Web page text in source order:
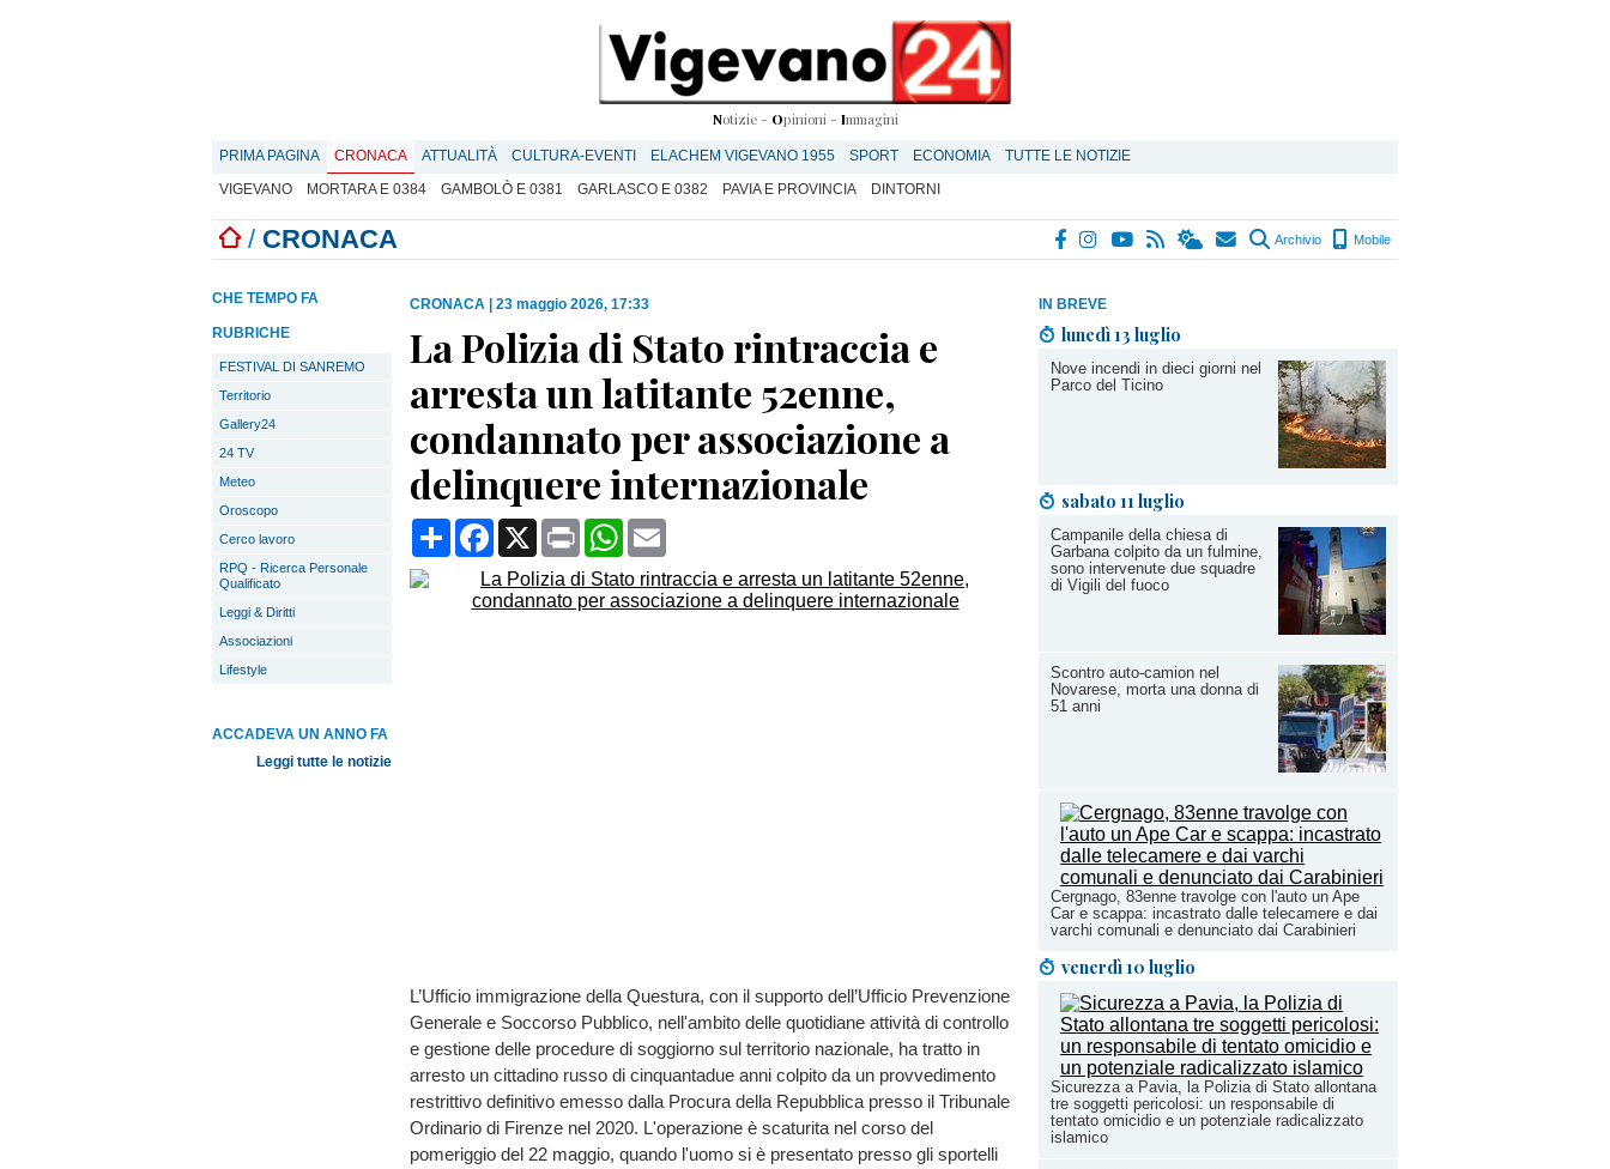
Notizie - Opinioni - Immagini
PRIMA PAGINA CRONACA ATTUALITÀ CULTURA-EVENTI ELACHEM VIGEVANO 1955 SPORT ECONOMIA
TUTTE LE NOTIZIE
VIGEVANO
MORTARA E 0384 GAMBOLÒ E 0381 GARLASCO E 0382 PAVIA E PROVINCIA DINTORNI
/ CRONACA Archivio Mobile
IN BREVE
lunedì 13 luglio
Nove incendi in dieci giorni nel
Parco del Ticino
sabato 11 luglio
Campanile della chiesa di
Garbana colpito da un fulmine,
sono intervenute due squadre
di Vigili del fuoco
Scontro auto-camion nel
Novarese, morta una donna di
51 anni
Cergnago, 83enne travolge con l'auto un Ape
Car e scappa: incastrato dalle telecamere e dai
varchi comunali e denunciato dai Carabinieri
venerdì 10 luglio
Sicurezza a Pavia, la Polizia di Stato allontana
tre soggetti pericolosi: un responsabile di
tentato omicidio e un potenziale radicalizzato
islamico
CHE TEMPO FA
RUBRICHE
FESTIVAL DI SANREMO
Territorio
Gallery24
24 TV
Meteo
Oroscopo
Cerco lavoro
RPQ - Ricerca Personale
Qualificato
Leggi & Diritti
Associazioni
Lifestyle
ACCADEVA UN ANNO FA
Leggi tutte le notizie
CRONACA 23 maggio 2026, 17:33
La Polizia di Stato rintraccia e
arresta un latitante 52enne,
condannato per associazione a
delinquere internazionale
CondividiFacebook
X Print WhatsApp
L’Ufficio immigrazione della Questura, con il supporto dell’Ufficio Prevenzione
Generale e Soccorso Pubblico, nell'ambito delle quotidiane attività di controllo
e gestione delle procedure di soggiorno sul territorio nazionale, ha tratto in
arresto un cittadino russo di cinquantadue anni colpito da un provvedimento
restrittivo definitivo emesso dalla Procura della Repubblica presso il Tribunale
Ordinario di Firenze nel 2020. L'operazione è scaturita nel corso del
pomeriggio del 22 maggio, quando l'uomo si è presentato presso gli sportelli